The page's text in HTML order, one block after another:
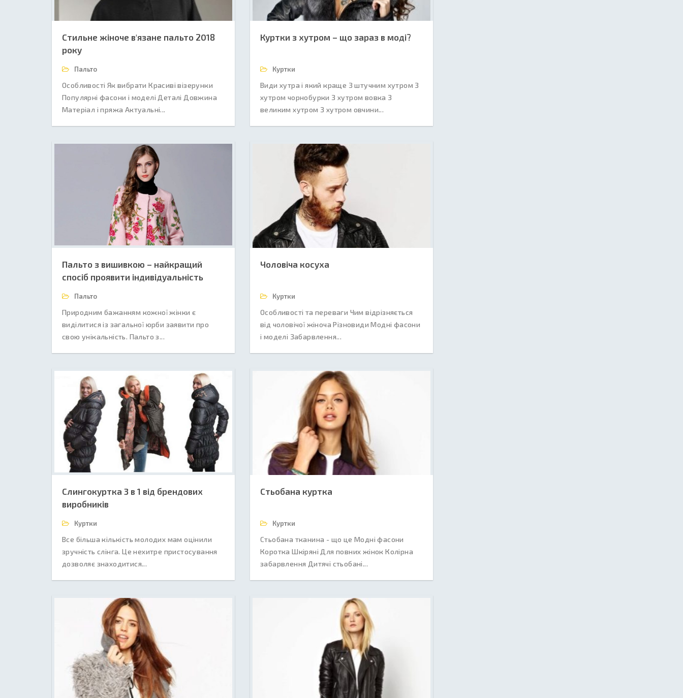
Стильне жіноче в'язане пальто 2018
року
Пальто
Особливості Як вибрати Красиві візерунки
Популярні фасони і моделі Деталі Довжина
Матеріал і пряжа Актуальні...
Куртки з хутром – що зараз в моді?
Куртки
Види хутра і який краще З штучним хутром З
хутром чорнобурки З хутром вовка З
великим хутром З хутром овчини...
Пальто з вишивкою – найкращий
спосіб проявити індивідуальність
Пальто
Природним бажанням кожної жінки є
виділитися із загальної юрби заявити про
свою унікальність. Пальто з...
Чоловіча косуха
Куртки
Особливості та переваги Чим відрізняється
від чоловічої жіноча Різновиди Модні фасони
і моделі Забарвлення...
Слингокуртка 3 в 1 від брендових
виробників
Куртки
Все більша кількість молодих мам оцінили
зручність слінга. Це нехитре пристосування
дозволяє знаходитися...
Стьобана куртка
Куртки
Стьобана тканина - що це Модні фасони
Коротка Шкіряні Для повних жінок Колірна
забарвлення Дитячі стьобані...